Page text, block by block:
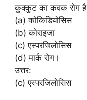
कुक्कुट का कवक रोग है
(a) कोकिडियोसिस
(b) कोराइजा
(c) एस्परजिलोसिस
(d) मार्क रोग।
उत्तर:
(c) एस्परजिलोसिस